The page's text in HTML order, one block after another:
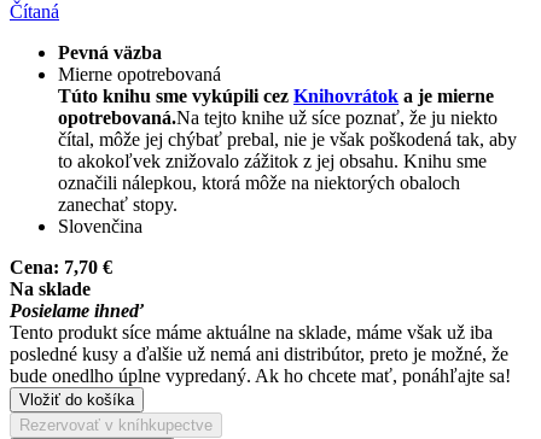
Čítaná
Pevná väzba
Mierne opotrebovaná
Túto knihu sme vykúpili cez Knihovrátok a je mierne
opotrebovaná.Na tejto knihe už síce poznať, že ju niekto
čítal, môže jej chýbať prebal, nie je však poškodená tak, aby
to akokoľvek znižovalo zážitok z jej obsahu. Knihu sme
označili nálepkou, ktorá môže na niektorých obaloch
zanechať stopy.
Slovenčina
Cena: 7,70 €
Na sklade
Posielame ihneď
Tento produkt síce máme aktuálne na sklade, máme však už iba
posledné kusy a ďalšie už nemá ani distribútor, preto je možné, že
bude onedlho úplne vypredaný. Ak ho chcete mať, ponáhľajte sa!
Vložiť do košíka
Rezervovať v kníhkupectve